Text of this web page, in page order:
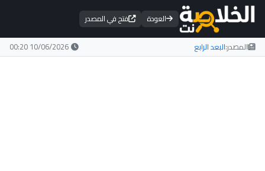
العودة فتح في المصدر
المصدر:البعد الرابع 10/06/2026 00:20